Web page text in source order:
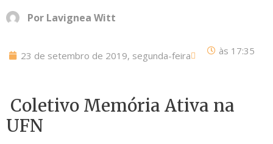
Por Lavignea Witt
23 de setembro de 2019, segunda-feira às 17:35
Coletivo Memória Ativa na
UFN